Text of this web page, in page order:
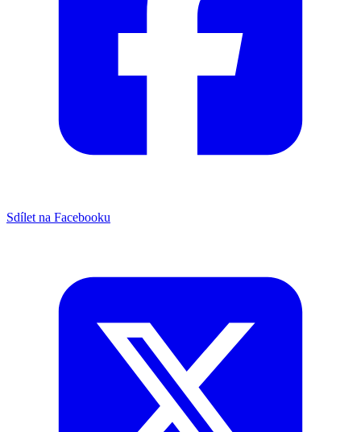
Sdílet na Facebooku